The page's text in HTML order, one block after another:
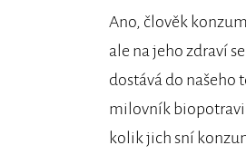
Ano, člověk
ale na jeho zdraví
dostává do našeho
milovník
kolik jich sní